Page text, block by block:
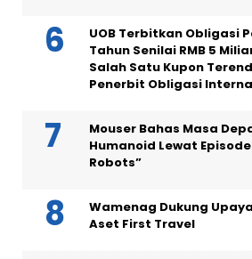
UOB Terbitkan Obligasi
Tahun Senilai RMB 5
Salah Satu Kupon
Penerbit Obligasi
Mouser Bahas Masa
Humanoid Lewat
Robots”
Wamenag Dukung
Aset First Travel